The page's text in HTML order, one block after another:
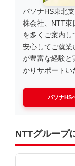
パソナHS東北
株会社、NTT東
を多くご案内し
安心してご就業
が豊富な経験と
かりサポートい
パソナHS
NTTグループ